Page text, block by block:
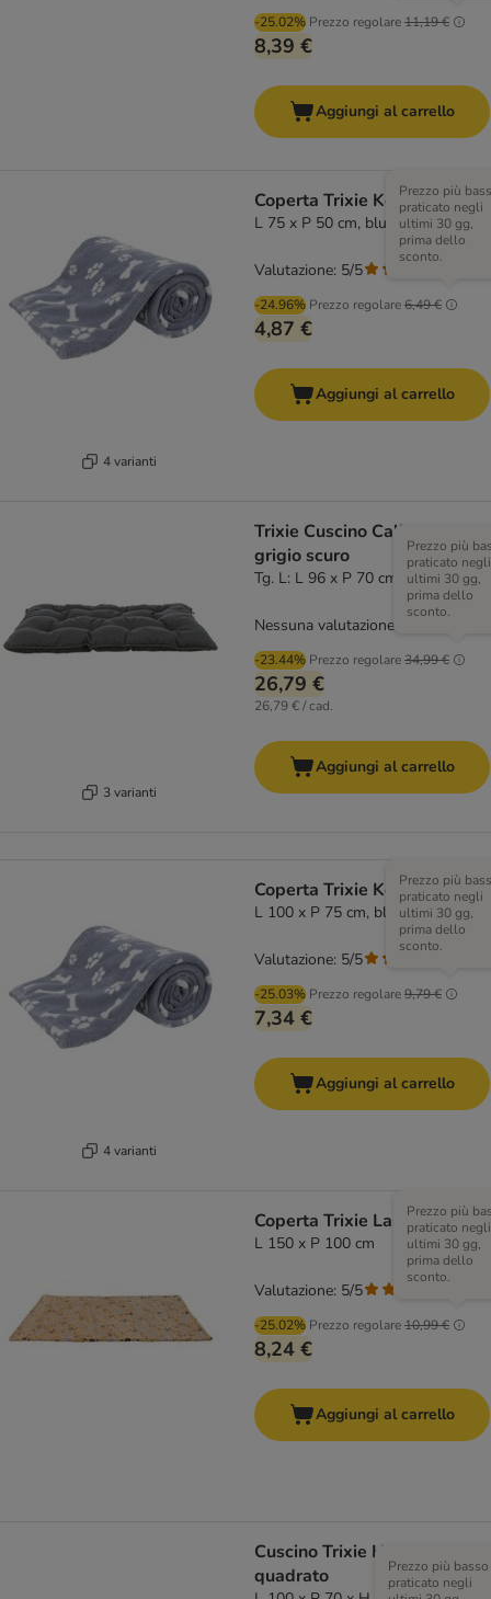
-25.02% Prezzo regolare11,19 €
8,39 €
Aggiungi al carrello
4 varianti
Coperta Trixie Kenny
L 75 x P 50 cm, blu
-24.96% Prezzo regolare6,49 €
Prezzo più
praticato negli
ultimi 30 gg,
prima dello
sconto.
4,87 €
Valutazione: 5/5
Aggiungi al carrello
3 varianti
Trixie Cuscino Caliente,
grigio scuro
Tg. L: L 96 x P 70 cm
-23.44% Prezzo regolare34,99 €
Prezzo più
praticato negli
ultimi 30 gg,
prima dello
sconto.
26,79 €
26,79 € / cad.
Nessuna valutazione
Aggiungi al carrello
4 varianti
Coperta Trixie Kenny
L 100 x P 75 cm, blu
-25.03% Prezzo regolare9,79 €
Prezzo più
praticato negli
ultimi 30 gg,
prima dello
sconto.
7,34 €
Valutazione: 5/5
Aggiungi al carrello
Coperta Trixie Laslo
L 150 x P 100 cm
-25.02% Prezzo regolare10,99 €
Prezzo più
praticato negli
ultimi 30 gg,
prima dello
sconto.
8,24 €
Valutazione: 5/5
Aggiungi al carrello
Cuscino Trixie Harvey,
quadrato
Prezzo più basso
praticato negli